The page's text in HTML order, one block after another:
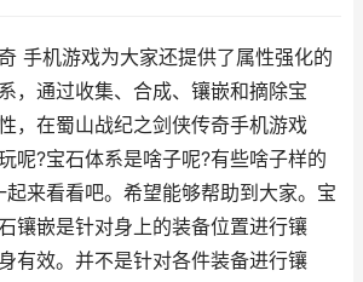
手机游戏为大家还提供了属性强化的
，通过收集、合成、镶嵌和摘除宝
，在蜀山战纪之剑侠传奇手机游戏
呢?宝石体系是啥子呢?有些啥子样的
起来看看吧。希望能够帮助到大家。宝
镶嵌是针对身上的装备位置进行镶
有效。并不是针对各件装备进行镶